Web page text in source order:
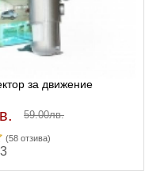
за движение
59.00лв.
(58 отзивa)